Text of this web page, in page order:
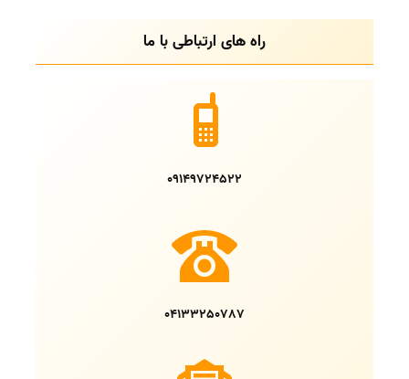
راه های ارتباطی با ما
09149724522
04133250787